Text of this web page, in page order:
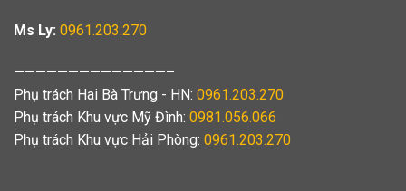
Ms Ly: 0961.203.270
——————————————–
Phụ trách Hai Bà Trưng - HN: 0961.203.270
Phụ trách Khu vực Mỹ Đình: 0981.056.066
Phụ trách Khu vực Hải Phòng: 0961.203.270